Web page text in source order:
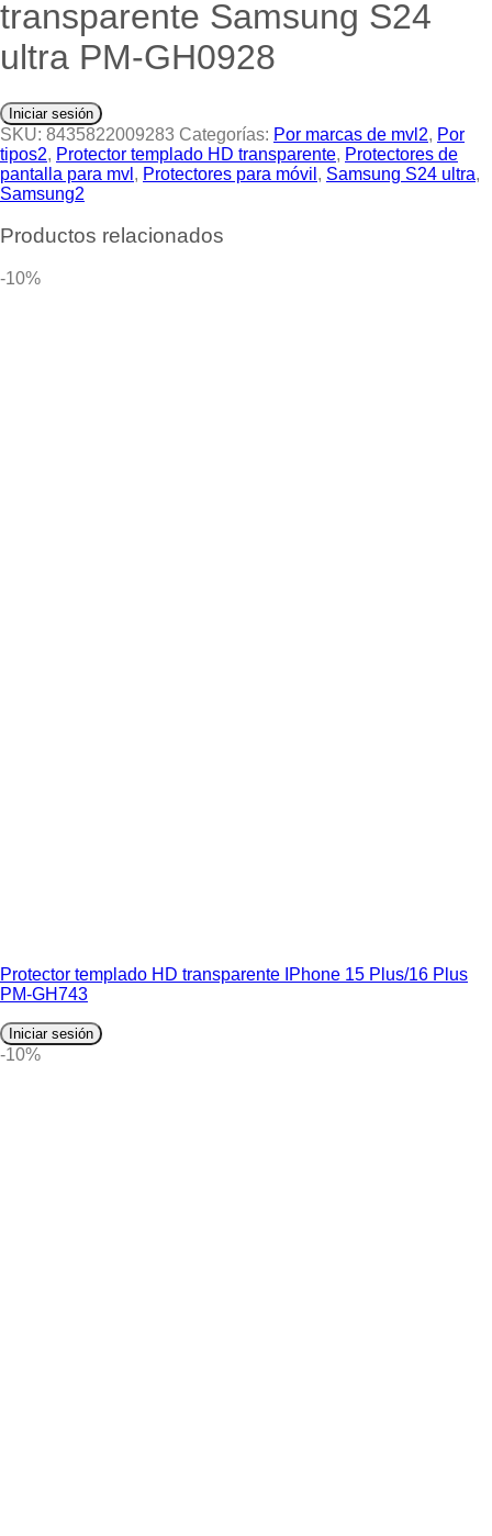
transparente Samsung S24
ultra PM-GH0928
Iniciar sesión
SKU: 8435822009283 Categorías: Por marcas de mvl2, Por
tipos2, Protector templado HD transparente, Protectores de
pantalla para mvl , Protectores para móvil , Samsung S24 ultra,
Samsung2
Productos relacionados
-10%
Protector templado HD transparente IPhone 15 Plus/16 Plus
PM-GH743
Iniciar sesión
-10%